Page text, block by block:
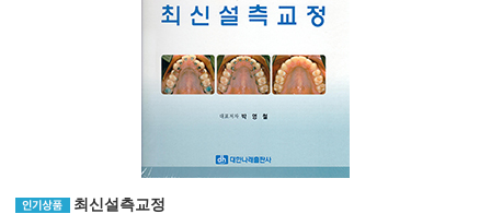
최신설측교정